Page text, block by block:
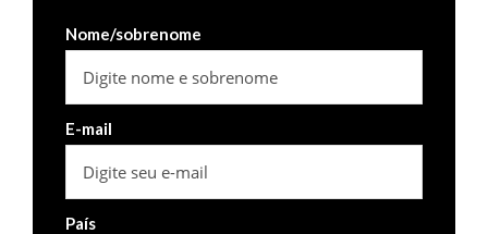
Nome/sobrenome
E-mail
País